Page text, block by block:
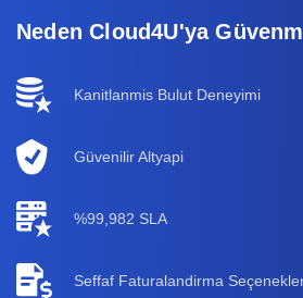
Neden Cloud4U'ya
Kanitlanmis Bulut Deneyimi
Güvenilir Altyapi
%99,982 SLA
Seffaf Faturalandirma